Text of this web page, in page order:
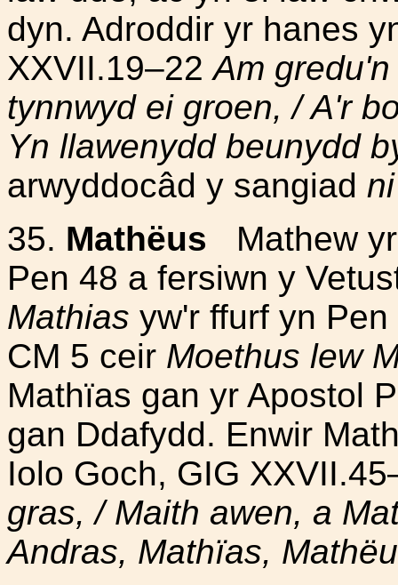
dyn. Adroddir yr hanes
XXVII.19–22Am
tynnwyd ei groen, / A'r
Yn llawenydd beunydd
arwyddocâd y sangiad
35. Mathëus Mathew
Pen 48 a fersiwn y
Mathias yw'r ffurf yn
CM 5 ceir Moethus lew
Mathïas gan yr Apostol
gan Ddafydd. Enwir
Iolo Goch, GIG
gras, / Maith awen, a
Andras, Mathïas,